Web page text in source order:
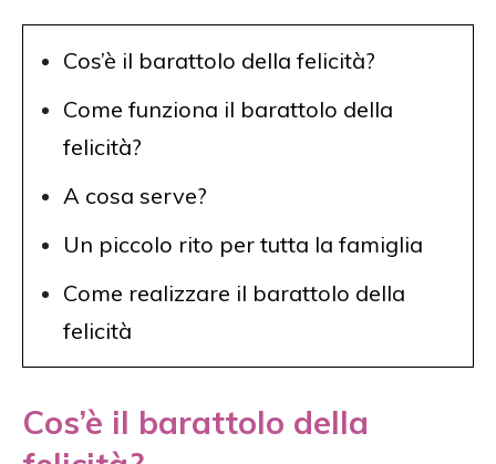
Cos’è il barattolo della felicità?
Come funziona il barattolo della
felicità?
A cosa serve?
Un piccolo rito per tutta la famiglia
Come realizzare il barattolo della
felicità
Cos’è il barattolo della